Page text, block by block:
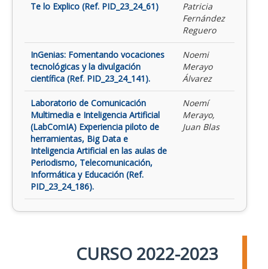
Te lo Explico (Ref. PID_23_24_61)
Patricia
Fernández
Reguero
InGenias: Fomentando vocaciones
tecnológicas y la divulgación
científica (Ref. PID_23_24_141).
Noemi
Merayo
Álvarez
Laboratorio de Comunicación
Multimedia e Inteligencia Artificial
(LabComIA) Experiencia piloto de
herramientas, Big Data e
Inteligencia Artificial en las aulas de
Periodismo, Telecomunicación,
Informática y Educación (Ref.
PID_23_24_186).
Noemí
Merayo,
Juan Blas
CURSO 2022-2023